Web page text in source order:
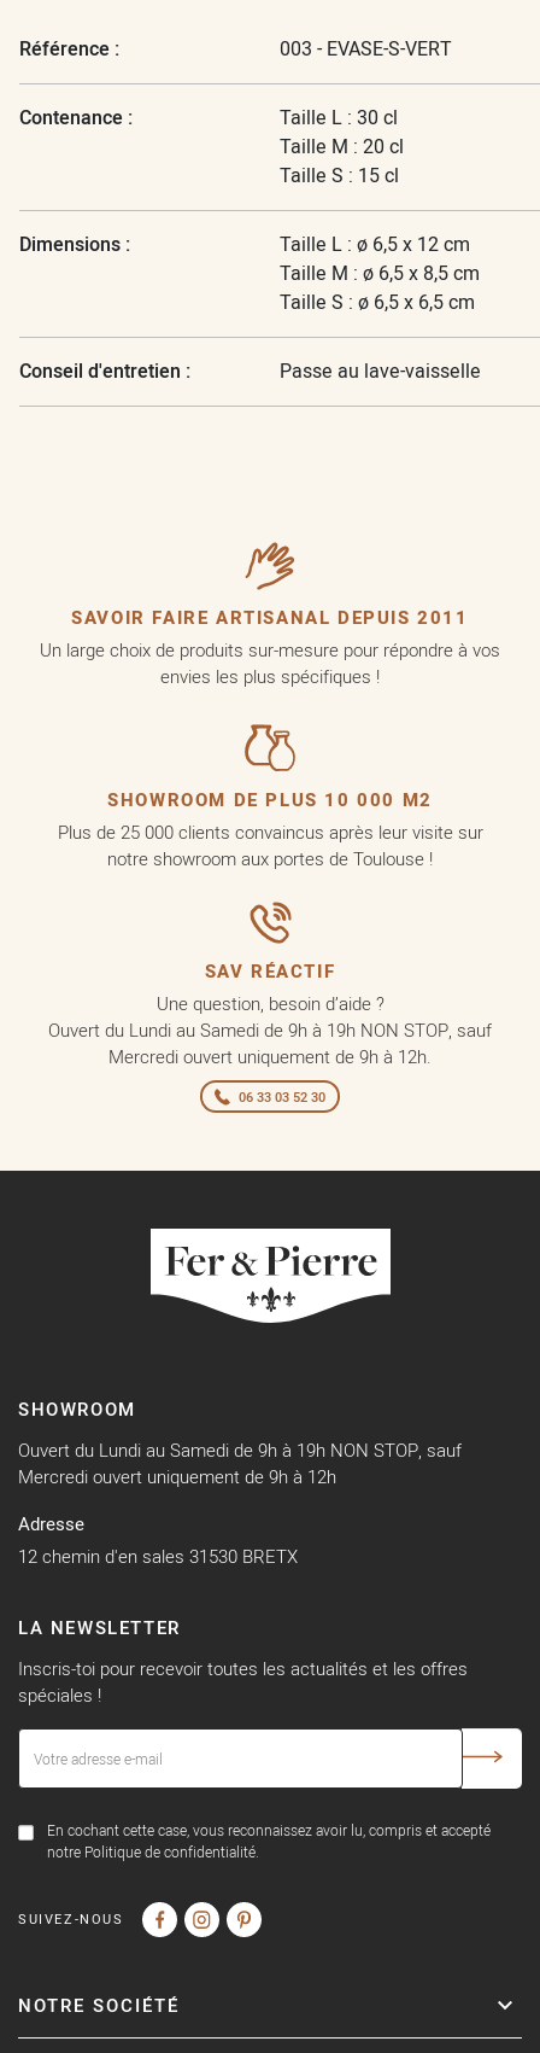
Référence : 003 - EVASE-S-VERT
Contenance :
Taille L : 30 cl
Taille M : 20 cl
Taille S : 15 cl
Dimensions :
Taille L : ø 6,5 x 12 cm
Taille M : ø 6,5 x 8,5 cm
Taille S : ø 6,5 x 6,5 cm
Conseil d'entretien : Passe au lave-vaisselle
SAVOIR FAIRE ARTISANAL DEPUIS 2011
Un large choix de produits sur-mesure pour répondre à vos
envies les plus spécifiques !
SHOWROOM DE PLUS 10 000 M2
Plus de 25 000 clients convaincus après leur visite sur
notre showroom aux portes de Toulouse !
SAV RÉACTIF
Une question, besoin d’aide ?
Ouvert du Lundi au Samedi de 9h à 19h NON STOP, sauf
Mercredi ouvert uniquement de 9h à 12h.
06 33 03 52 30
SHOWROOM
Ouvert du Lundi au Samedi de 9h à 19h NON STOP, sauf
Mercredi ouvert uniquement de 9h à 12h
Adresse
12 chemin d'en sales 31530 BRETX
LA NEWSLETTER
Inscris-toi pour recevoir toutes les actualités et les offres
spéciales !
En cochant cette case, vous reconnaissez avoir lu, compris et accepté
notre Politique de confidentialité.
SUIVEZ-NOUS
NOTRE SOCIÉTÉ